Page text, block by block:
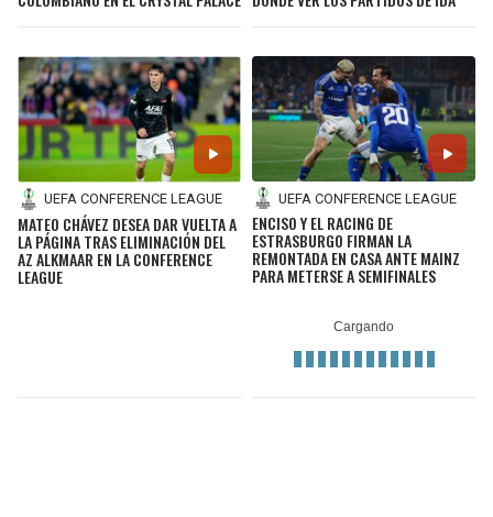
UEFA CONFERENCE LEAGUE
MATEO CHÁVEZ DESEA DAR VUELTA A
LA PÁGINA TRAS ELIMINACIÓN DEL
AZ ALKMAAR EN LA CONFERENCE
LEAGUE
UEFA CONFERENCE LEAGUE
ENCISO Y EL RACING DE
ESTRASBURGO FIRMAN LA
REMONTADA EN CASA ANTE MAINZ
PARA METERSE A SEMIFINALES